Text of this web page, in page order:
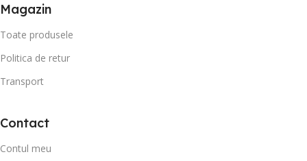
Magazin
Toate produsele
Politica de retur
Transport
Contact
Contul meu